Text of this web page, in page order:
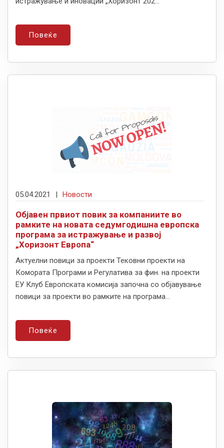
Повеќе
05.04.2021 | Новости
Објавен првиот повик за компаниите во
рамките на новата седумгодишна европска
програма за истражување и развој
„Хоризонт Европа“
Актуелни повици за проекти Тековни проекти на
Комората Програми и Регулатива за фин. на проекти
ЕУ Клуб Европската комисија започна со објавување
повици за проекти во рамките на програма...
Повеќе